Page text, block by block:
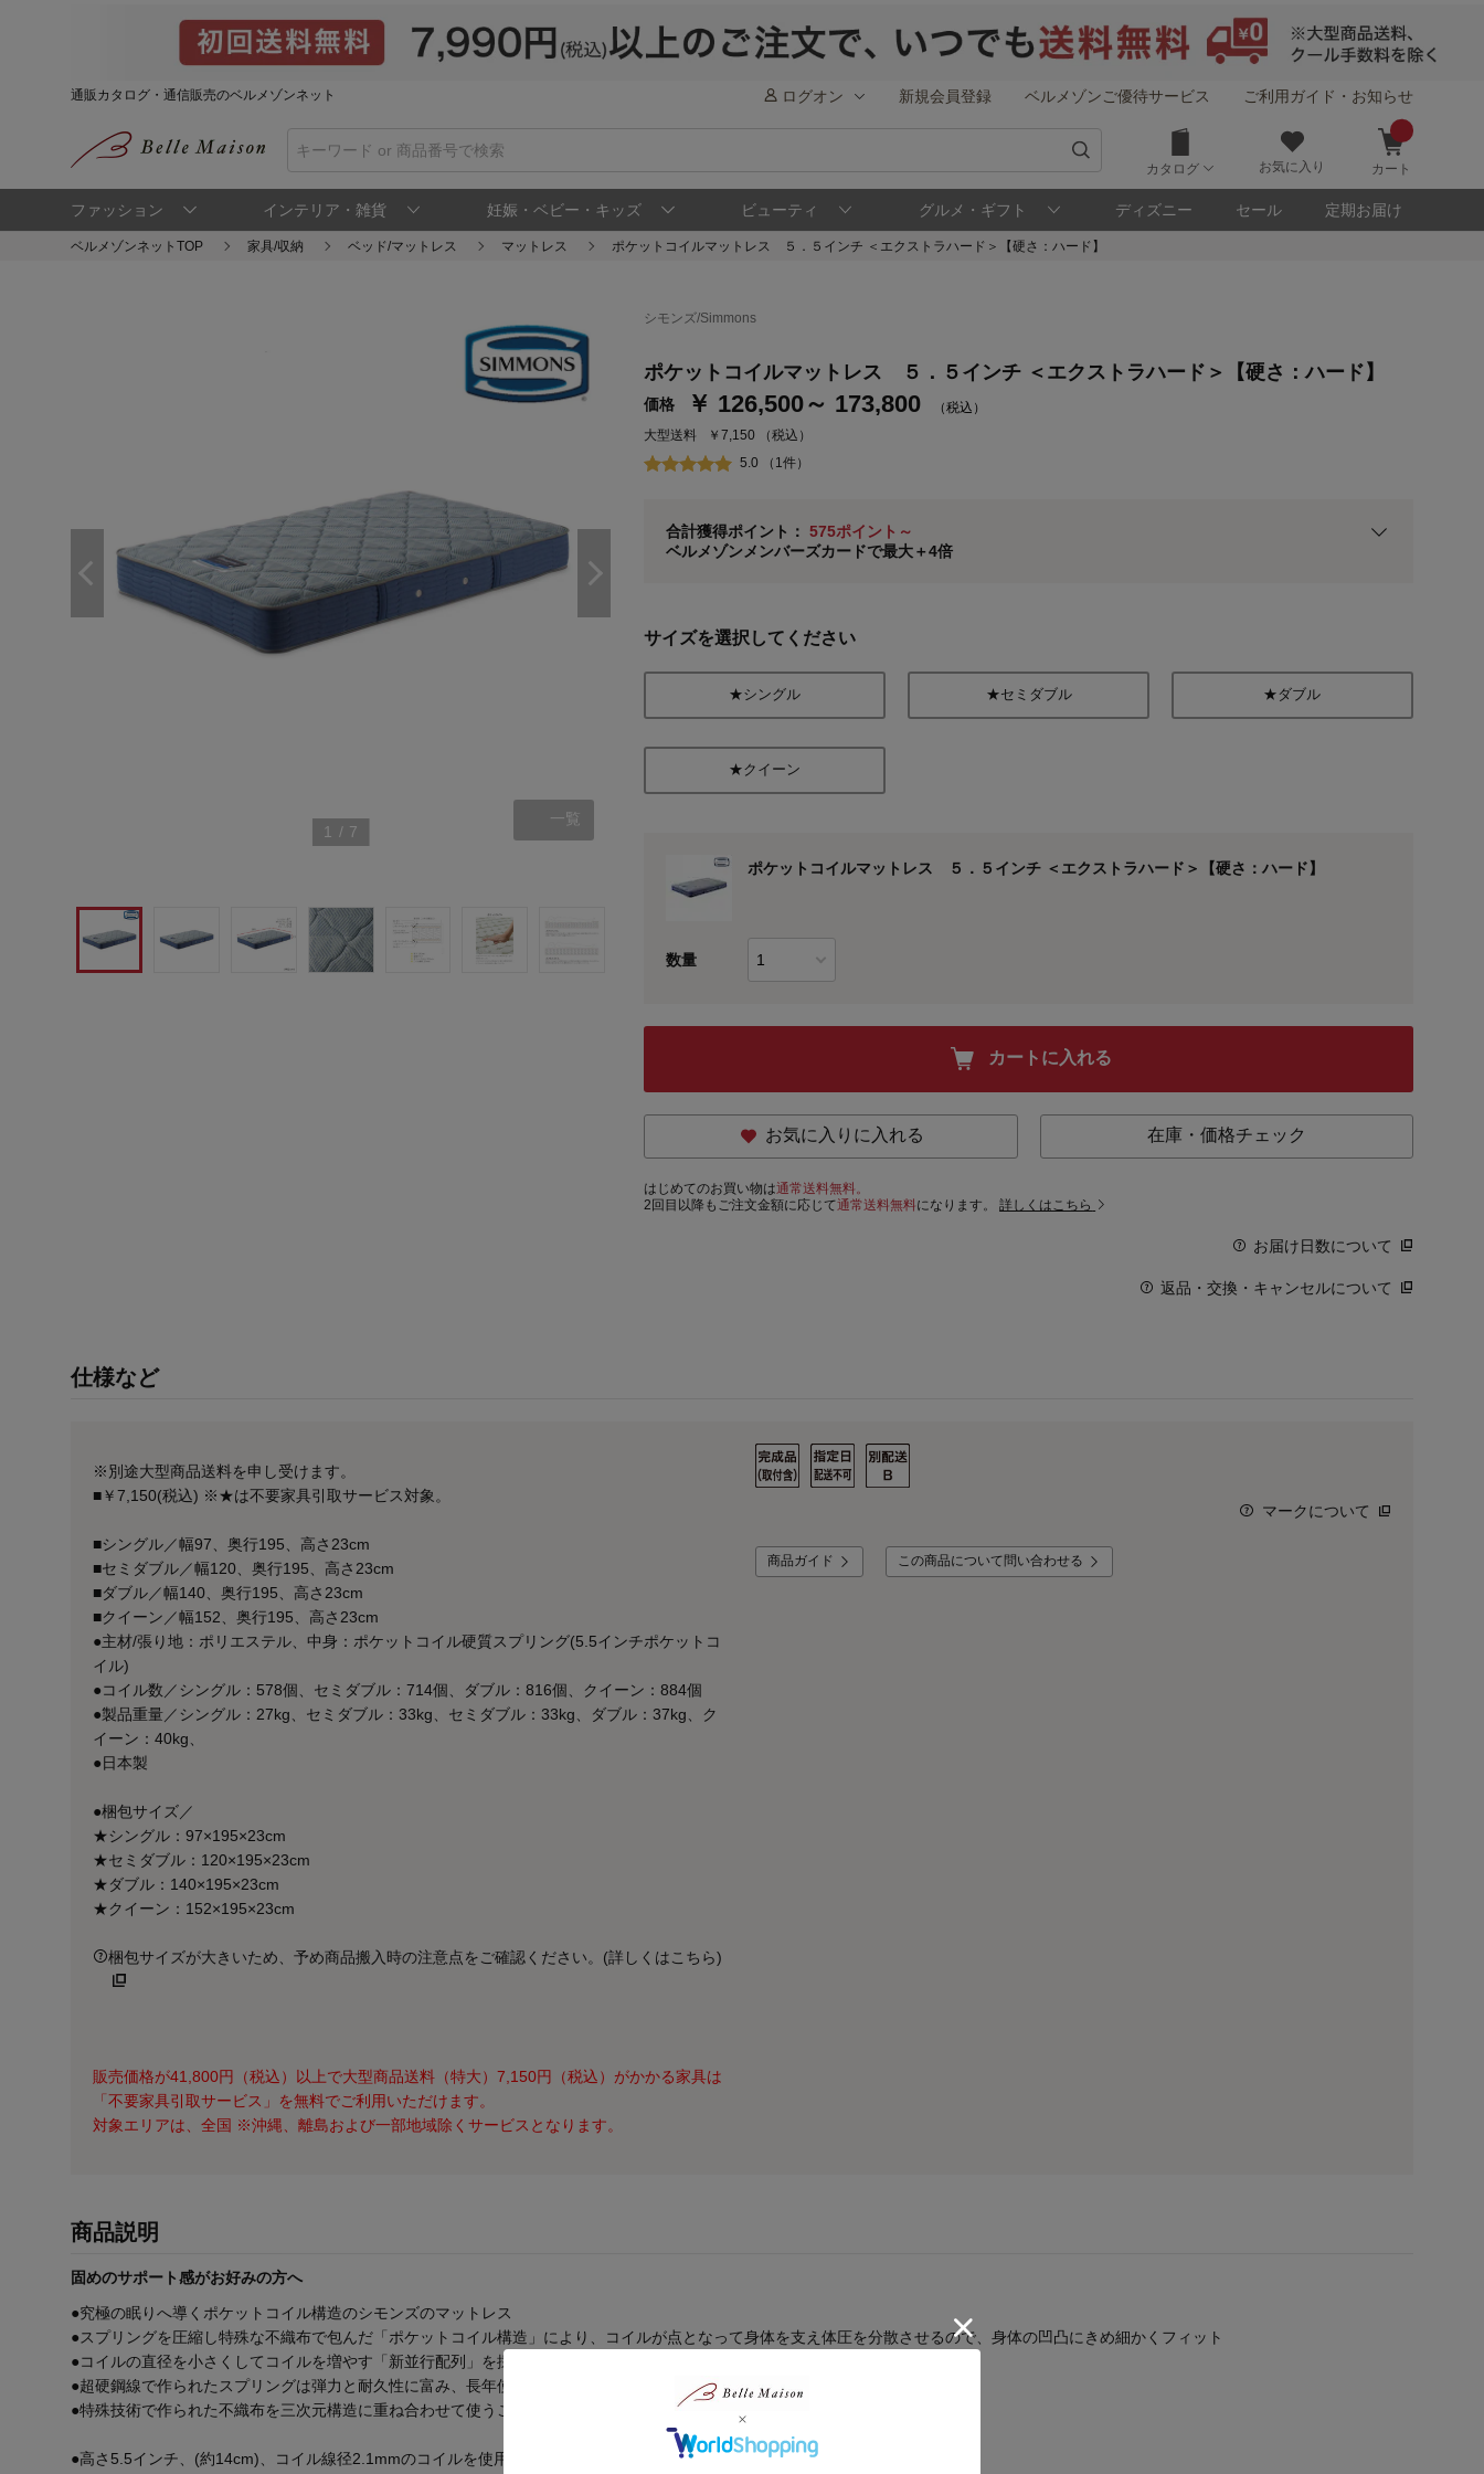
通販カタログ・通信販売のベルメゾンネット ログオン 新規会員登録 ベルメゾンご優待サービス ご利用ガイド・お知らせ
カタログ お気に入り カート
ファッション インテリア・雑貨 妊娠・ベビー・キッズ ビューティ グルメ・ギフト ディズニー セール 定期お届け
ベルメゾンネットTOP 家具/収納 ベッド/マットレス マットレス ポケットコイルマットレス ５．５インチ ＜エクストラハード＞【硬さ：ハード】
1 / 7
一覧
シモンズ/Simmons
ポケットコイルマットレス ５．５インチ ＜エクストラハード＞【硬さ：ハード】
価格 ￥ 126,500～ 173,800
（税込）
大型送料
￥7,150
（税込）
5.0 （1件）
合計獲得ポイント：575ポイント～
ベルメゾンメンバーズカードで最大＋4倍
ステージが上がれば送料無料・返品引取無料！
通常商品送料無料 返品引取無料（JCBのみ）
※メンバーズカードの加算ポイントはステージ倍率適用前の基本ポイントに対して適用されます。
サイズを選択してください
★シングル ★セミダブル ★ダブル
★クイーン
ポケットコイルマットレス ５．５インチ ＜エクストラハード＞【硬さ：ハード】
数量
カートに入れる
お気に入りに入れる 在庫・価格チェック
はじめてのお買い物は通常送料無料。
2回目以降もご注文金額に応じて通常送料無料になります。詳しくはこちら
お届け日数について
返品・交換・キャンセルについて
仕様など
※別途大型商品送料を申し受けます。
■￥7,150(税込) ※★は不要家具引取サービス対象。
■シングル／幅97、奥行195、高さ23cm
■セミダブル／幅120、奥行195、高さ23cm
■ダブル／幅140、奥行195、高さ23cm
■クイーン／幅152、奥行195、高さ23cm
●主材/張り地：ポリエステル、中身：ポケットコイル硬質スプリング(5.5インチポケットコ
イル)
●コイル数／シングル：578個、セミダブル：714個、ダブル：816個、クイーン：884個
●製品重量／シングル：27kg、セミダブル：33kg、セミダブル：33kg、ダブル：37kg、ク
イーン：40kg、
●日本製
●梱包サイズ／
★シングル：97×195×23cm
★セミダブル：120×195×23cm
★ダブル：140×195×23cm
★クイーン：152×195×23cm
梱包サイズが大きいため、予め商品搬入時の注意点をご確認ください。(詳しくはこちら)
販売価格が41,800円（税込）以上で大型商品送料（特大）7,150円（税込）がかかる家具は
「不要家具引取サービス」を無料でご利用いただけます。
対象エリアは、全国 ※沖縄、離島および一部地域除くサービスとなります。
マークについて
商品ガイド この商品について問い合わせる
商品説明
固めのサポート感がお好みの方へ
●究極の眠りへ導くポケットコイル構造のシモンズのマットレス
●スプリングを圧縮し特殊な不織布で包んだ「ポケットコイル構造」により、コイルが点となって身体を支え体圧を分散させるので、身体の凹凸にきめ細かくフィット
●コイルの直径を小さくしてコイルを増やす「新並行配列」を採用し、マットレスの隅々まで素晴らしい寝心地を保ちます
●超硬鋼線で作られたスプリングは弾力と耐久性に富み、長年使ってもしっかりとしたサポート力で体を支えてくれます
●特殊技術で作られた不織布を三次元構造に重ね合わせて使うことで、通気性にも配慮しています
●高さ5.5インチ、(約14cm)、コイル線径2.1mmのコイルを使用